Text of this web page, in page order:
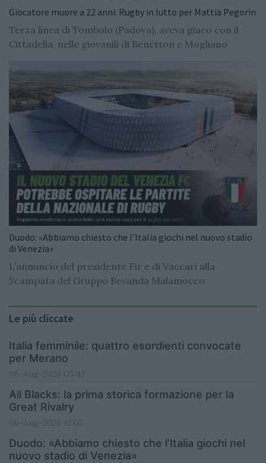
Giocatore muore a 22 anni: Rugby in lutto per Mattia Pegorin
Terza linea di Tombolo (Padova), aveva giaco con il
Cittadella, nelle giovanili di Benetton e Mogliano
Duodo: «Abbiamo chiesto che l’Italia giochi nel nuovo stadio
di Venezia»
L’annuncio del presidente Fir e di Vaccari alla
Scampata del Gruppo Bevanda Malamocco
Le più cliccate
Italia femminile: quattro esordienti convocate
per Merano
06-Aug-2026 05:47
All Blacks: la prima storica formazione per la
Great Rivalry
06-Aug-2026 12:02
Duodo: «Abbiamo chiesto che l’Italia giochi nel
nuovo stadio di Venezia»